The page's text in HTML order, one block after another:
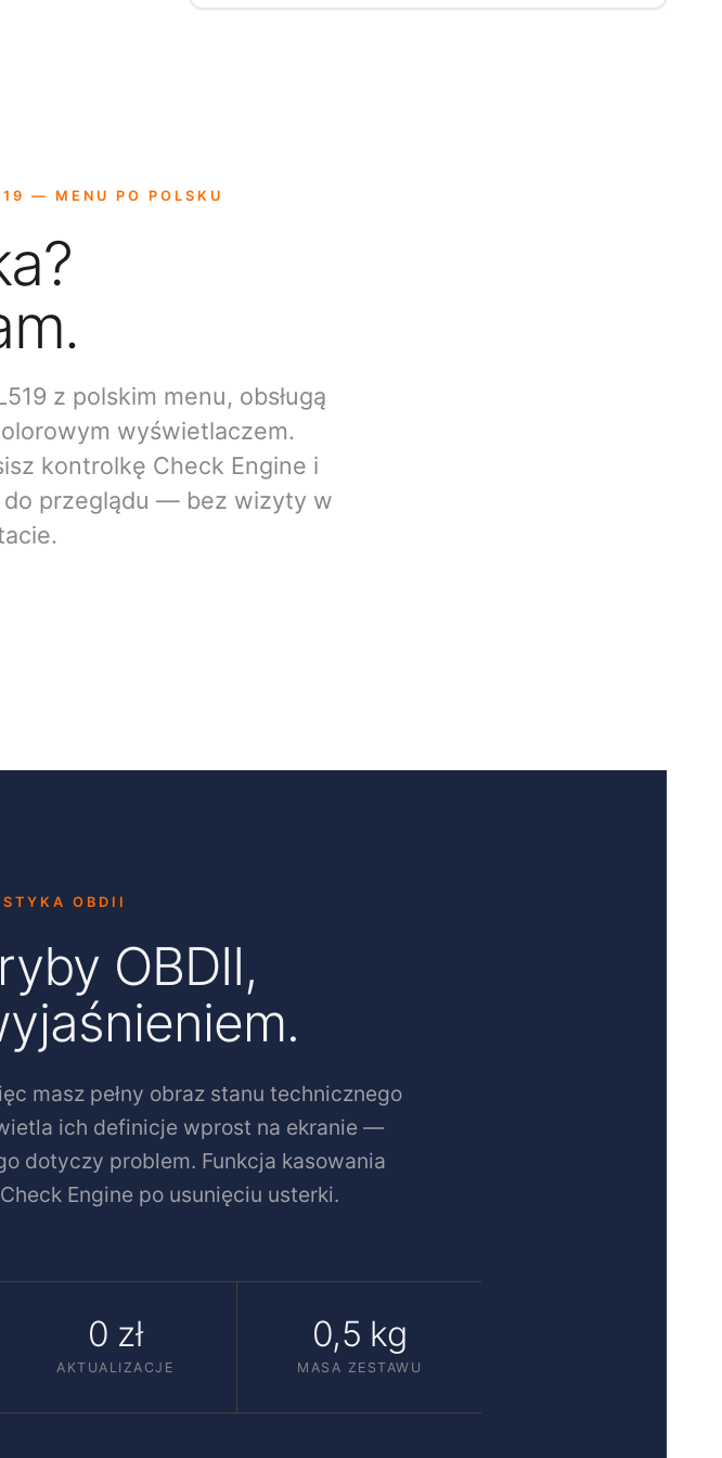
— MENU PO POLSKU
z polskim menu, obsługą
wyświetlaczem.
kontrolkę Check Engine i
przeglądu — bez wizyty w
OBDII
OBDII,
masz pełny obraz stanu technicznego
ich definicje wprost na ekranie —
dotyczy problem. Funkcja kasowania
Engine po usunięciu usterki.
0 zł
AKTUALIZACJE
0,5 kg
MASA ZESTAWU